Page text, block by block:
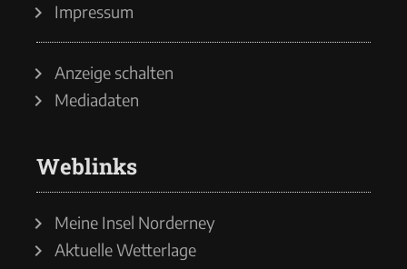
Impressum
Anzeige schalten
Mediadaten
Weblinks
Meine Insel Norderney
Aktuelle Wetterlage